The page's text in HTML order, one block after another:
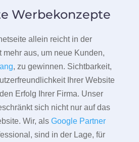
Werbekonzepte
allein reicht in der
mehr aus, um neue Kunden,
, zu gewinnen. Sichtbarkeit,
Ihrer Website
Erfolg Ihrer Firma. Unser
sich nicht nur auf das
Wir, als Google Partner
sind in der Lage, für